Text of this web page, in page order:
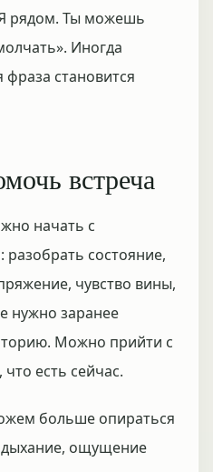
рядом. Ты можешь
Иногда
становится
встреча
начать с
разобрать состояние,
чувство вины,
нужно заранее
Можно прийти с
есть сейчас.
больше опираться
дыхание, ощущение